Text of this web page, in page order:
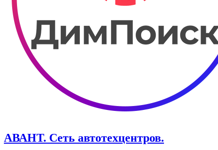
АВАНТ. ​Сеть автотехцентров.